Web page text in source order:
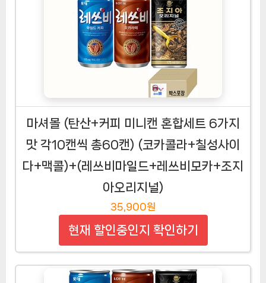
마셔몰 (탄산+커피 미니캔 혼합세트 6가지
맛 각10캔씩 총60캔) (코카콜라+칠성사이
다+맥콜)+(레쓰비마일드+레쓰비모카+조지
아오리지널)
35,900원
현재 할인중인지 확인하기